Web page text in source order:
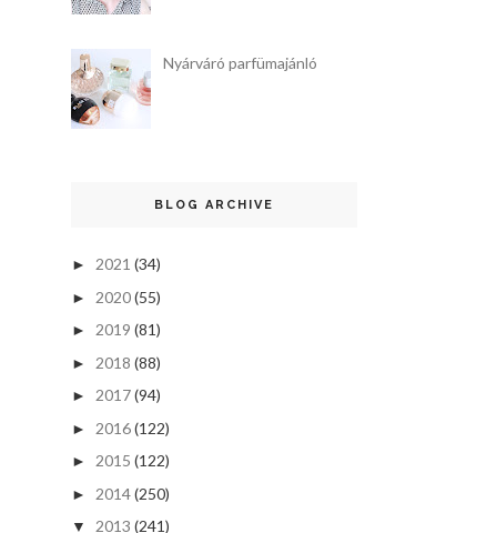
Nyárváró parfümajánló
BLOG ARCHIVE
► 2021 (34)
► 2020(55)
► 2019 (81)
► 2018 (88)
► 2017(94)
► 2016(122)
► 2015 (122)
► 2014(250)
▼ 2013 (241)